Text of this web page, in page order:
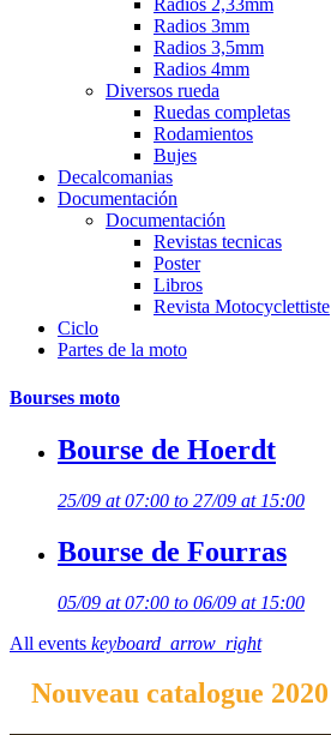
Radios 2,33mm
Radios 3mm
Radios 3,5mm
Radios 4mm
Diversos rueda
Ruedas completas
Rodamientos
Bujes
Decalcomanias
Documentación
Documentación
Revistas tecnicas
Poster
Libros
Revista Motocyclettiste
Ciclo
Partes de la moto
Bourses moto
Bourse de Hoerdt
25/09 at 07:00 to 27/09 at 15:00
Bourse de Fourras
05/09 at 07:00 to 06/09 at 15:00
All events keyboard_arrow_right
Nouveau catalogue 2020